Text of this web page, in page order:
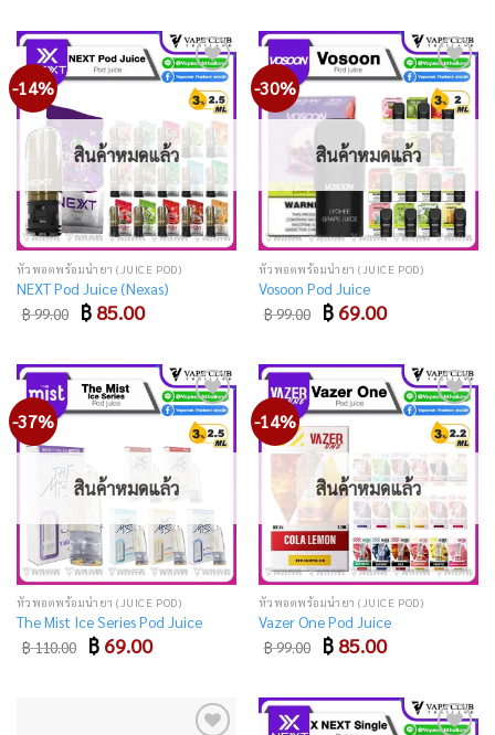
-14%
Add
to
wishlist
สินค้าหมดแล้ว
หัวพอตพร้อมน้ำยา (JUICE POD)
NEXT Pod Juice (Nexas)
฿99.00 Original
price
฿ 85.00Current
price
-30%
Add
to
wishlist
สินค้าหมดแล้ว
หัวพอตพร้อมน้ำยา (JUICE POD)
Vosoon Pod Juice
฿99.00 Original
price
฿ 69.00Current
price
-37%
Add
to
wishlist
สินค้าหมดแล้ว
หัวพอตพร้อมน้ำยา (JUICE POD)
The Mist Ice Series Pod Juice
฿110.00 Original
price
฿ 69.00Current
price
-14%
Add
to
wishlist
สินค้าหมดแล้ว
หัวพอตพร้อมน้ำยา (JUICE POD)
Vazer One Pod Juice
฿99.00 Original
price
฿ 85.00Current
price